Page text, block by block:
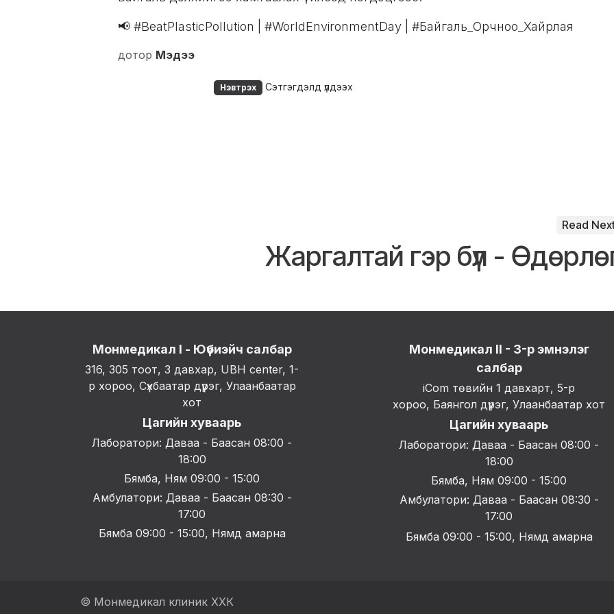
📢 #BeatPlasticPollution | #WorldEnvironmentDay | #Байгаль_Орчноо_Хайрлая
дотор Мэдээ
Нэвтрэх Сэтгэгдэлд үлдээх
Read
Жаргалтай гэр бүл -
Монмедикал II - 3-р эмнэлэг
салбар
iCom төвийн 1 давхарт, 5-р
хороо, Баянгол дүүрэг, Улаанбаатар хот
Цагийн хуваарь
Лаборатори: Даваа - Баасан 08:00 -
18:00
Бямба, Ням 09:00 - 15:00
Амбулатори: Даваа - Баасан 08:30 -
17:00
Бямба 09:00 - 15:00, Нямд амарна
Монмедикал I - Юүбиэйч салбар
316, 305 тоот, 3 давхар, UBH center, 1-
р хороо, Сүхбаатар дүүрэг, Улаанбаатар
хот
Цагийн хуваарь
Лаборатори: Даваа - Баасан 08:00 -
18:00
Бямба, Ням 09:00 - 15:00
Амбулатори: Даваа - Баасан 08:30 -
17:00
Бямба 09:00 - 15:00, Нямд амарна
© Монмедикал клиник ХХК